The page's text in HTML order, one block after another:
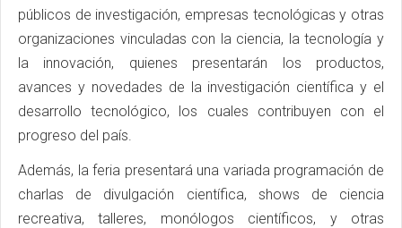
públicos de investigación, empresas tecnológicas y otras
organizaciones vinculadas con la ciencia, la tecnología y
la innovación, quienes presentarán los productos,
avances y novedades de la investigación científica y el
desarrollo tecnológico, los cuales contribuyen con el
progreso del país.
Además, la feria presentará una variada programación de
charlas de divulgación científica, shows de ciencia
recreativa, talleres, monólogos científicos, y otras